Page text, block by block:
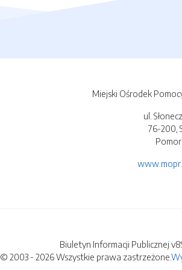
Miejski Ośrodek
ul.
76-200,
Biuletyn Informacji Publicznej
© 2003 - 2026 Wszystkie prawa zastrzeżone.